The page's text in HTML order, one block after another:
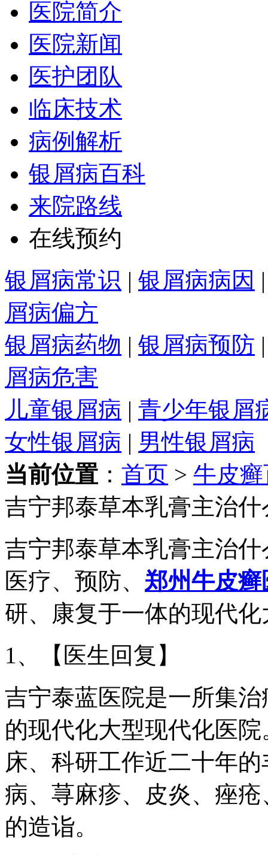
医院简介
医院新闻
医护团队
临床技术
病例解析
银屑病百科
来院路线
在线预约
银屑病常识 | 银屑病病因
屑病偏方
银屑病药物 | 银屑病预防
屑病危害
儿童银屑病 | 青少年银屑
女性银屑病 | 男性银屑病
当前位置 ： 首页 > 牛皮
吉宁邦泰草本乳膏主治什
吉宁邦泰草本乳膏主治
医疗、预防、 郑州牛皮癣
研、康复于一体的现代
1、【医生回复】
吉宁泰蓝医院是一所集
的现代化大型现代化医
床、科研工作近二十年
病、荨麻疹、皮炎、痤
的造诣。